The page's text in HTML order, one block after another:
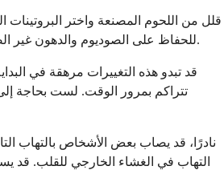
قلل من اللحوم المصنعة واختر البروتينات
للحفاظ على الصوديوم والدهون غير الصحية تحت السيطرة.
قد تبدو هذه التغييرات مرهقة في
تتراكم بمرور الوقت. لست بحاجة
نادرًا، قد يصاب بعض الأشخاص بالتهاب
التهاب في الغشاء الخارجي للقلب. قد